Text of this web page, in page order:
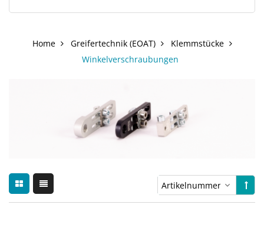
Home Greifertechnik (EOAT)
Klemmstücke
Winkelverschraubungen